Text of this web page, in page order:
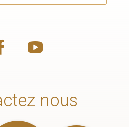
nous